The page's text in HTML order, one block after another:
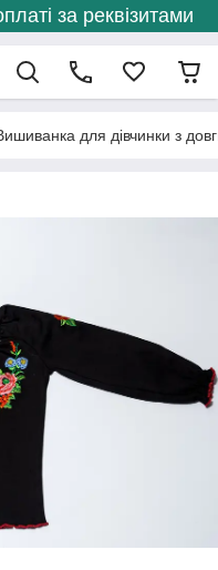
за реквізитами
для дівчинки з